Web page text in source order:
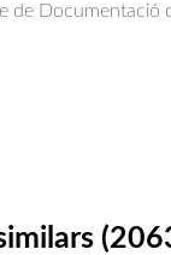
de Documentació